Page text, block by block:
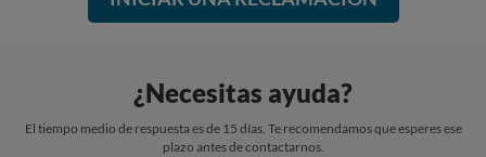
contenida en el mismo, es exclusivamente de aquellas personas que lo
Todos los derechos de autor que pudieran derivarse del mismo,
perternecen a LeoESP S.A. Si usted no es el destinatario del mismo, no
¿Necesitas ayuda?
El tiempo medio de respuesta es de 15 días. Te recomendamos que esperes ese
plazo antes de contactarnos.